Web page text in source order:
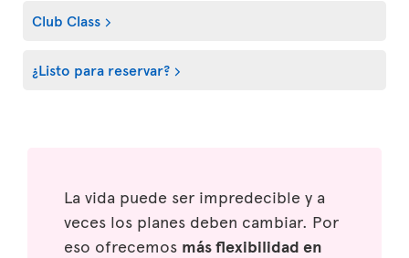
Club Class
¿Listo para reservar?
La vida puede ser impredecible y a
veces los planes deben cambiar. Por
eso ofrecemos más flexibilidad en